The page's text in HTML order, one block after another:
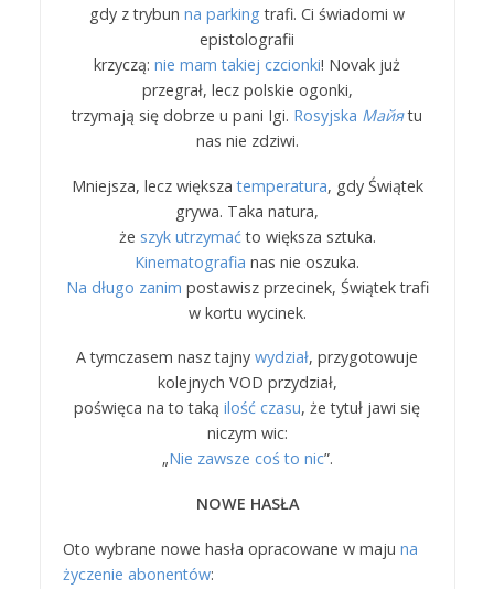
gdy z trybun na parking trafi. Ci świadomi w
epistolografii
krzyczą: nie mam takiej czcionki! Novak już
przegrał, lecz polskie ogonki,
trzymają się dobrze u pani Igi. Rosyjska Майяtu
nas nie zdziwi.
Mniejsza, lecz większatemperatura, gdy Świątek
grywa. Taka natura,
że szyk utrzymaćto większa sztuka.
Kinematografia nas nie oszuka.
Na długo zanim postawisz przecinek, Świątek trafi
w kortu wycinek.
A tymczasem nasz tajny wydział, przygotowuje
kolejnych VOD przydział,
poświęca na to taką ilość czasu, że tytuł jawi się
niczym wic:
„Nie zawsze coś to nic”.
NOWE HASŁA
Oto wybrane nowe hasła opracowane w maju na
życzenie abonentów: